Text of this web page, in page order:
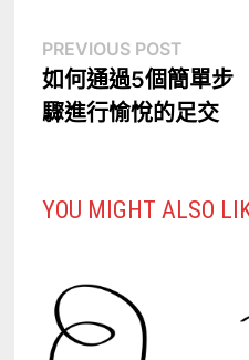
文
章
導
PREVIOUS POSTPrevious
post:
如何通過5個簡單步
驟進行愉悅的足交
YOU MIGHT ALSO